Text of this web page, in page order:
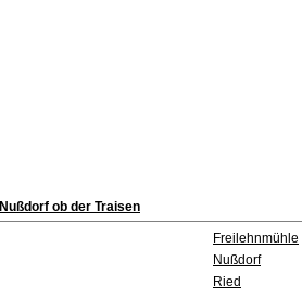
Nußdorf ob der Traisen
Freilehnmühle
Nußdorf
Ried